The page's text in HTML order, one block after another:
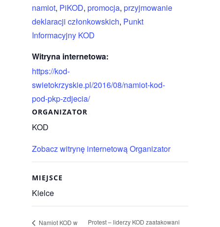
namiot, PiKOD, promocja, przyjmowanie
deklaracji członkowskich, Punkt
Informacyjny KOD
Witryna internetowa:
https://kod-
swietokrzyskie.pl/2016/08/namiot-kod-
pod-pkp-zdjecia/
ORGANIZATOR
KOD
Zobacz witrynę internetową Organizator
MIEJSCE
Kielce
Namiot KOD w
Protest – liderzy KOD zaatakowani